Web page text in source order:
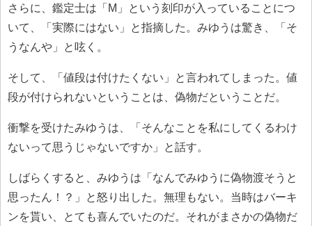
さらに、鑑定士は「M」という刻印が入っていることにつ
いて、「実際にはない」と指摘した。みゆうは驚き、「そ
うなんや」と呟く。
そして、「値段は付けたくない」と言われてしまった。値
段が付けられないということは、偽物だということだ。
衝撃を受けたみゆうは、「そんなことを私にしてくるわけ
ないって思うじゃないですか」と話す。
しばらくすると、みゆうは「なんでみゆうに偽物渡そうと
思ったん！？」と怒り出した。無理もない。当時はバーキ
ンを貰い、とても喜んでいたのだ。それがまさかの偽物だ